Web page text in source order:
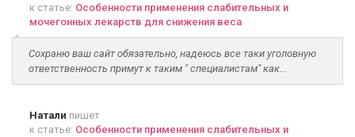
к статье: Особенности применения слабительных и
мочегонных лекарств для снижения веса
Сохраню ваш сайт обязательно, надеюсь все таки уголовную
ответственность примут к таким " специалистам" как...
Натали пишет
к статье: Особенности применения слабительных и